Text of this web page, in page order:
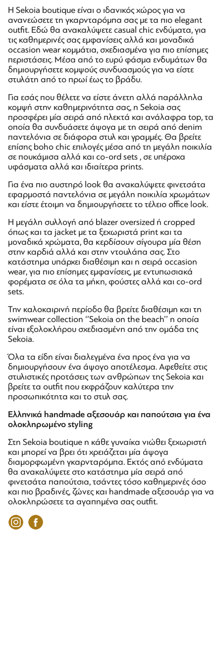
Η Sekoia boutique είναι ο ιδανικός χώρος για να
ανανεώσετε τη γκαρνταρόμπα σας με τα πιο elegant
outfit. Εδώ θα ανακαλύψετε casual chic ενδύματα, για
τις καθημερινές σας εμφανίσεις αλλά και μοναδικά
occasion wear κομμάτια, σχεδιασμένα για πιο επίσημες
περιστάσεις. Μέσα από το ευρύ φάσμα ενδυμάτων θα
δημιουργήσετε κομψούς συνδυασμούς για να είστε
στυλάτη από το πρωί έως το βράδυ.
Για εσάς που θέλετε να είστε άνετη αλλά παράλληλα
κομψή στην καθημερινότητα σας, η Sekoia σας
προσφέρει μία σειρά από πλεκτά και ανάλαφρα top, τα
οποία θα συνδυάσετε άψογα με τη σειρά από denim
παντελόνια σε διάφορα στυλ και γραμμές. Θα βρείτε
επίσης boho chic επιλογές μέσα από τη μεγάλη ποικιλία
σε πουκάμισα αλλά και co-ord sets , σε υπέροχα
υφάσματα αλλά και ιδιαίτερα prints.
Για ένα πιο αυστηρό look θα ανακαλύψετε φινετσάτα
εφαρμοστά παντελόνια σε μεγάλη ποικιλία χρωμάτων
και είστε έτοιμη να δημιουργήσετε το τέλειο office look.
H μεγάλη συλλογή από blazer oversized ή cropped
όπως και τα jacket με τα ξεχωριστά print και τα
μοναδικά χρώματα, θα κερδίσουν σίγουρα μία θέση
στην καρδιά αλλά και στην ντουλάπα σας. Στο
κατάστημα υπάρχει διαθέσιμη και η σειρά οccasion
wear, για πιο επίσημες εμφανίσεις, με εντυπωσιακά
φορέματα σε όλα τα μήκη, φούστες αλλά και co-ord
sets.
Την καλοκαιρινή περίοδο θα βρείτε διαθέσιμη και τη
swimwear collection ‘’Sekoia on the beach’’ η οποία
είναι εξολοκλήρου σχεδιασμένη από την ομάδα της
Sekoia.
Όλα τα είδη είναι διαλεγμένα ένα προς ένα για να
δημιουργήσουν ένα άψογο αποτέλεσμα. Αφεθείτε στις
στυλιστικές προτάσεις των ανθρώπων της Sekoia και
βρείτε τα outfit που εκφράζουν καλύτερα την
προσωπικότητα και το στυλ σας.
Ελληνικά handmade αξεσουάρ και παπούτσια για ένα
ολοκληρωμένο styling
Στη Sekoia boutique η κάθε γυναίκα νιώθει ξεχωριστή
και μπορεί να βρει ότι χρειάζεται μία άψογα
διαμορφωμένη γκαρνταρόμπα. Εκτός από ενδύματα
θα ανακαλύψετε στο κατάστημα μία σειρά από
φινετσάτα παπούτσια, τσάντες τόσο καθημερινές όσο
και πιο βραδινές, ζώνες και handmade αξεσουάρ για να
ολοκληρώσετε τα αγαπημένα σας outfit.